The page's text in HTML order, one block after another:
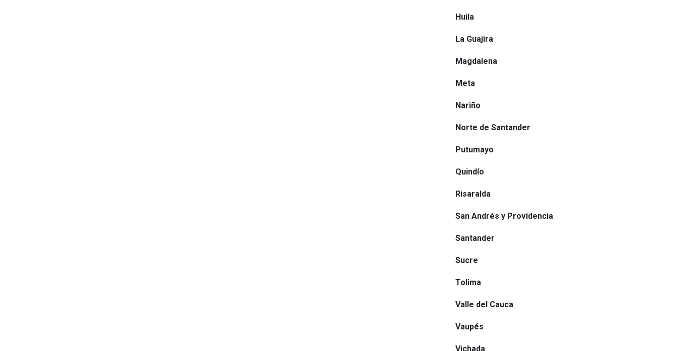
Huila
La Guajira
Magdalena
Meta
Nariño
Norte de Santander
Putumayo
Quindío
Risaralda
San Andrés y Providencia
Santander
Sucre
Tolima
Valle del Cauca
Vaupés
Vichada